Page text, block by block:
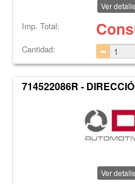
Ver
Imp. Total:
Cantidad:
714522086R -
Ver